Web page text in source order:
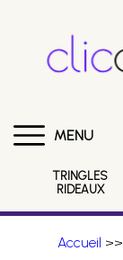
MENU
TRINGLES
RIDEAUX
Accueil >>